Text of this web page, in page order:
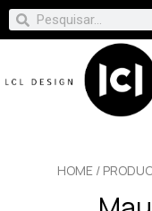
HOME /